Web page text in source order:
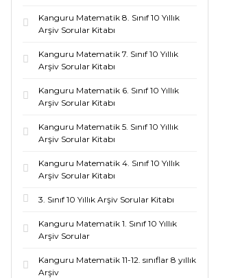
Kanguru Matematik 8. Sınıf 10 Yıllık
Arşiv Sorular Kitabı
Kanguru Matematik 7. Sınıf 10 Yıllık
Arşiv Sorular Kitabı
Kanguru Matematik 6. Sınıf 10 Yıllık
Arşiv Sorular Kitabı
Kanguru Matematik 5. Sınıf 10 Yıllık
Arşiv Sorular Kitabı
Kanguru Matematik 4. Sınıf 10 Yıllık
Arşiv Sorular Kitabı
3. Sınıf 10 Yıllık Arşiv Sorular Kitabı
Kanguru Matematik 1. Sınıf 10 Yıllık
Arşiv Sorular
Kanguru Matematik 11-12. sınıflar 8 yıllık
Arşiv